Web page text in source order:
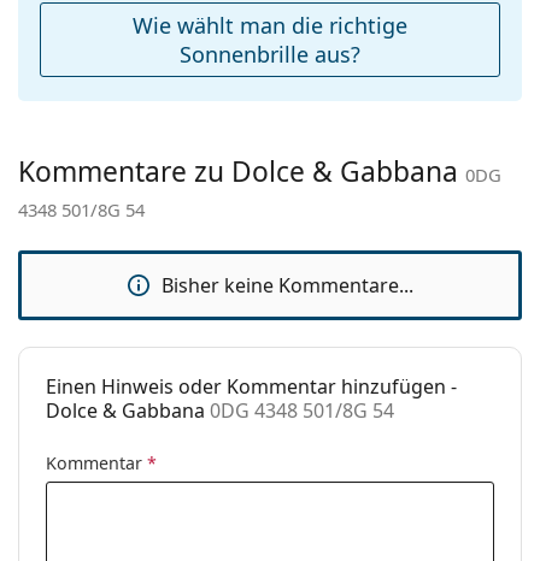
Weiteres
Damen
Verwendung:
Mode
Code:
Mit Stärke
verfügbar :
Nein
Wie wählt man die richtige
Sonnenbrille aus?
Kommentare zu Dolce & Gabbana 0DG
4348 501/8G 54
Bisher keine Kommentare...
Einen Hinweis oder Kommentar hinzufügen -
Dolce & Gabbana 0DG 4348 501/8G 54
Kommentar *